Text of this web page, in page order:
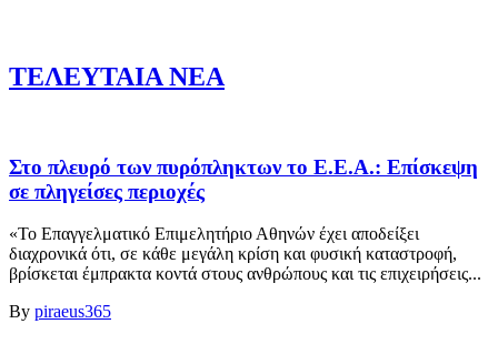
ΤΕΛΕΥΤΑΙΑ ΝΕΑ
Στο πλευρό των πυρόπληκτων το Ε.Ε.Α.: Επίσκεψη
σε πληγείσες περιοχές
«Το Επαγγελματικό Επιμελητήριο Αθηνών έχει αποδείξει
διαχρονικά ότι, σε κάθε μεγάλη κρίση και φυσική καταστροφή,
βρίσκεται έμπρακτα κοντά στους ανθρώπους και τις επιχειρήσεις...
By piraeus365